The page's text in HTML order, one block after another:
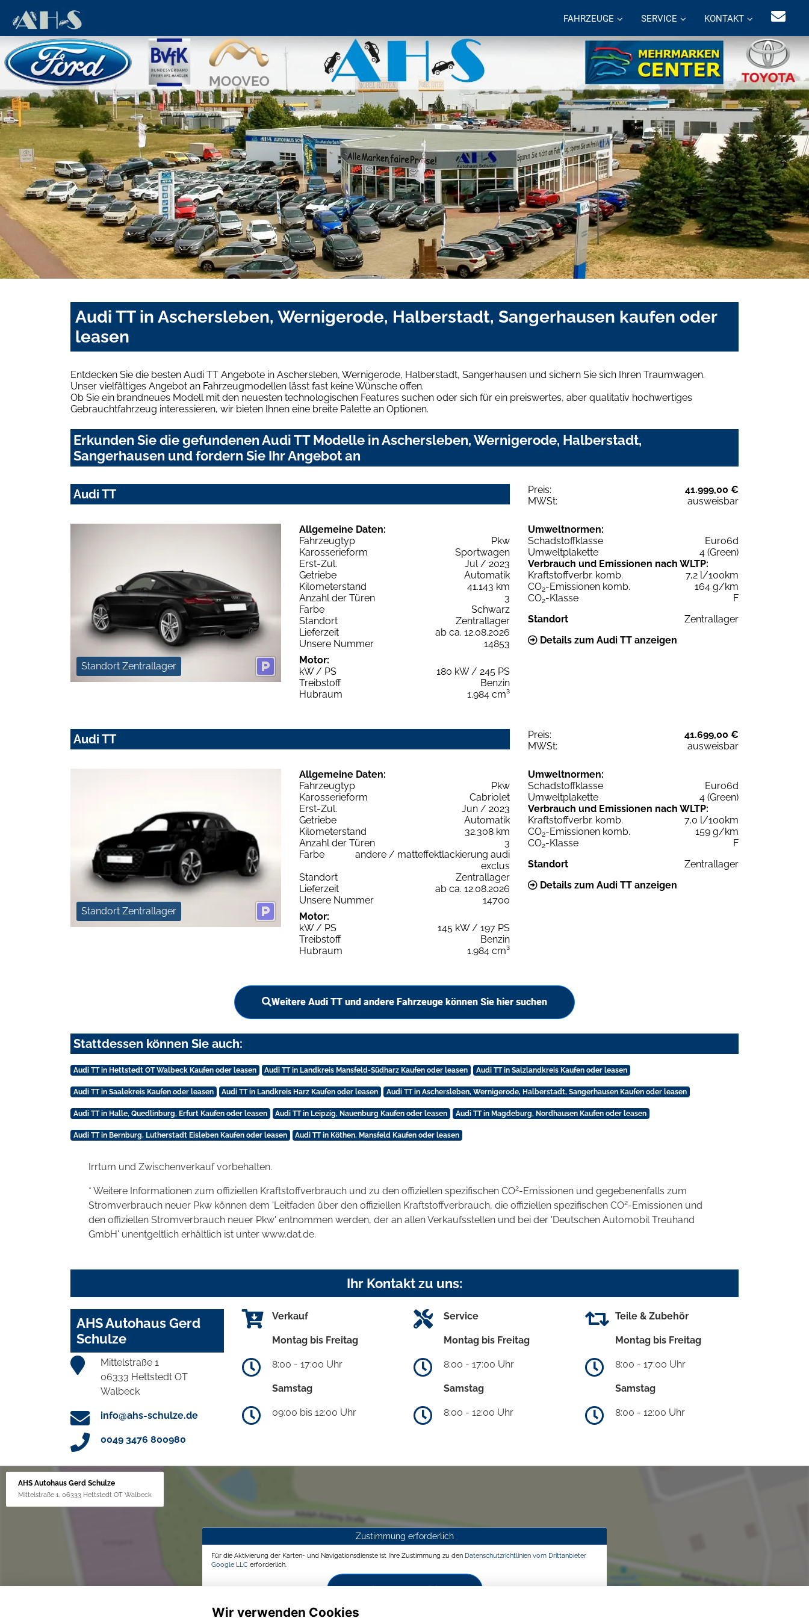
FAHRZEUGE SERVICE KONTAKT
Audi TT in Aschersleben, Wernigerode, Halberstadt, Sangerhausen kaufen oder
leasen
Entdecken Sie die besten Audi TT Angebote in Aschersleben, Wernigerode, Halberstadt, Sangerhausen und sichern Sie sich Ihren Traumwagen.
Unser vielfältiges Angebot an Fahrzeugmodellen lässt fast keine Wünsche offen.
Ob Sie ein brandneues Modell mit den neuesten technologischen Features suchen oder sich für ein preiswertes, aber qualitativ hochwertiges
Gebrauchtfahrzeug interessieren, wir bieten Ihnen eine breite Palette an Optionen.
Erkunden Sie die gefundenen Audi TT Modelle in Aschersleben, Wernigerode, Halberstadt,
Sangerhausen und fordern Sie Ihr Angebot an
Audi TT Preis:
41.999,00 €
MWSt:
ausweisbar
Standort Zentrallager
Allgemeine Daten:
Fahrzeugtyp
Pkw
Karosserieform
Sportwagen
Erst-Zul.
Jul / 2023
Getriebe
Automatik
Kilometerstand
41.143 km
Anzahl der Türen
3
Farbe
Schwarz
Standort
Zentrallager
Lieferzeit
ab ca. 12.08.2026
Unsere Nummer
14853
Motor:
kW / PS
180 kW / 245 PS
Treibstoff
Benzin
Hubraum
1.984 cm³
Umweltnormen:
Schadstoffklasse
Euro6d
Umweltplakette
4 (Green)
Verbrauch und Emissionen nach WLTP:
Kraftstoffverbr. komb.
7,2 l/100km
CO2-Emissionen komb.
164 g/km
CO2-Klasse
F
Standort
Zentrallager
Details zum Audi TT anzeigen
Audi TT Preis:
41.699,00 €
MWSt:
ausweisbar
Standort Zentrallager
Allgemeine Daten:
Fahrzeugtyp
Pkw
Karosserieform
Cabriolet
Erst-Zul.
Jun / 2023
Getriebe
Automatik
Kilometerstand
32.308 km
Anzahl der Türen
3
Farbe
andere / matteffektlackierung audi
exclus
Standort
Zentrallager
Lieferzeit
ab ca. 12.08.2026
Unsere Nummer
14700
Motor:
kW / PS
145 kW / 197 PS
Treibstoff
Benzin
Hubraum
1.984 cm³
Umweltnormen:
Schadstoffklasse
Euro6d
Umweltplakette
4 (Green)
Verbrauch und Emissionen nach WLTP:
Kraftstoffverbr. komb.
7,0 l/100km
CO2-Emissionen komb.
159 g/km
CO2-Klasse
F
Standort
Zentrallager
Details zum Audi TT anzeigen
Weitere Audi TT und andere Fahrzeuge können Sie hier suchen
Stattdessen können Sie auch:
Audi TT in Hettstedt OT Walbeck Kaufen oder leasen Audi TT in Landkreis Mansfeld-Südharz Kaufen oder leasen Audi TT in Salzlandkreis Kaufen oder leasen
Audi TT in Saalekreis Kaufen oder leasen Audi TT in Landkreis Harz Kaufen oder leasen Audi TT in Aschersleben, Wernigerode, Halberstadt, Sangerhausen Kaufen oder leasen
Audi TT in Halle, Quedlinburg, Erfurt Kaufen oder leasen Audi TT in Leipzig, Nauenburg Kaufen oder leasen Audi TT in Magdeburg, Nordhausen Kaufen oder leasen
Audi TT in Bernburg, Lutherstadt Eisleben Kaufen oder leasen Audi TT in Köthen, Mansfeld Kaufen oder leasen
Irrtum und Zwischenverkauf vorbehalten.
* Weitere Informationen zum offiziellen Kraftstoffverbrauch und zu den offiziellen spezifischen CO2-Emissionen und gegebenenfalls zum
Stromverbrauch neuer Pkw können dem 'Leitfaden über den offiziellen Kraftstoffverbrauch, die offiziellen spezifischen CO2-Emissionen und
den offiziellen Stromverbrauch neuer Pkw' entnommen werden, der an allen Verkaufsstellen und bei der 'Deutschen Automobil Treuhand
GmbH' unentgeltlich erhältlich ist unter www.dat.de.
Ihr Kontakt zu uns:
AHS Autohaus Gerd
Schulze
Mittelstraße 1
06333 Hettstedt OT
Walbeck
info@ahs-schulze.de
0049 3476 800980
Verkauf
Montag bis Freitag
8:00 - 17:00 Uhr
Samstag
09:00 bis 12:00 Uhr
Service
Montag bis Freitag
8:00 - 17:00 Uhr
Samstag
8:00 - 12:00 Uhr
Teile & Zubehör
Montag bis Freitag
8:00 - 17:00 Uhr
Samstag
8:00 - 12:00 Uhr
AHS Autohaus Gerd Schulze
Mittelstraße 1, 06333 Hettstedt OT Walbeck
Zustimmung erforderlich
Für die Aktivierung der Karten- und Navigationsdienste ist Ihre Zustimmung zu den Datenschutzrichtlinien vom Drittanbieter
Google LLC erforderlich.
Wir verwenden Cookies